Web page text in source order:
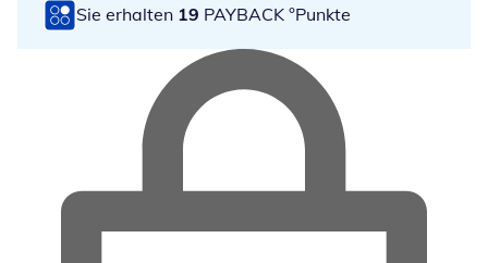
Sie erhalten 19 PAYBACK °Punkte